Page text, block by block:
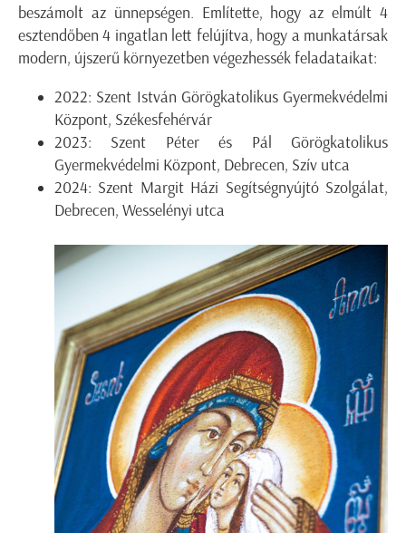
beszámolt az ünnepségen. Említette, hogy az elmúlt 4
esztendőben 4 ingatlan lett felújítva, hogy a munkatársak
modern, újszerű környezetben végezhessék feladataikat:
2022: Szent István Görögkatolikus Gyermekvédelmi
Központ, Székesfehérvár
2023: Szent Péter és Pál Görögkatolikus
Gyermekvédelmi Központ, Debrecen, Szív utca
2024: Szent Margit Házi Segítségnyújtó Szolgálat,
Debrecen, Wesselényi utca